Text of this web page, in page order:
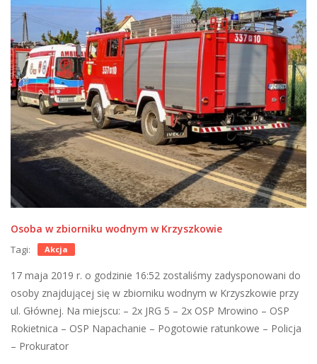
Osoba w zbiorniku wodnym w Krzyszkowie
Tagi: Akcja
17 maja 2019 r. o godzinie 16:52 zostaliśmy zadysponowani do
osoby znajdującej się w zbiorniku wodnym w Krzyszkowie przy
ul. Głównej. Na miejscu: – 2x JRG 5 – 2x OSP Mrowino – OSP
Rokietnica – OSP Napachanie – Pogotowie ratunkowe – Policja
– Prokurator